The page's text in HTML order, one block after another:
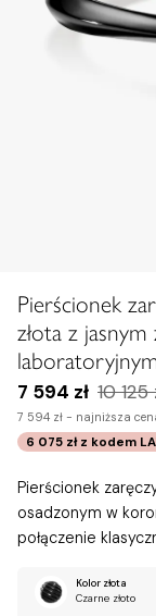
Pierścionek
złota z
7 594 zł 10 125
7 594 zł - najniższa
6 075 zł z kodem
Pierścionek
osadzonym w
połączenie
Kolor złota
Czarne złoto